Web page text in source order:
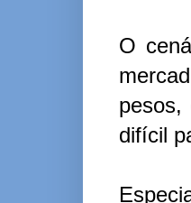
O
pesos,
difícil